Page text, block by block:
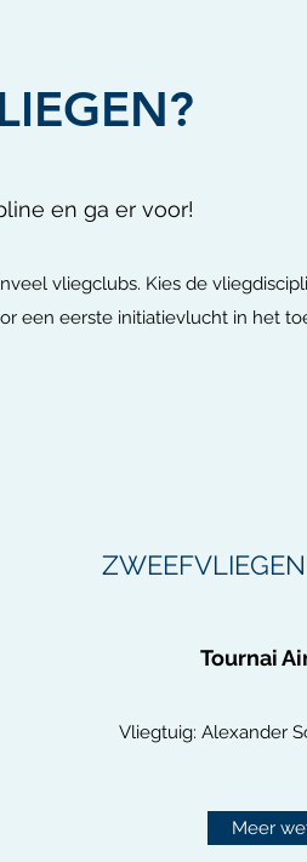
en ga er voor!
vliegclubs. Kies de
een eerste initiatievlucht in het
Tournai
Vliegtuig: Alexander
Meer